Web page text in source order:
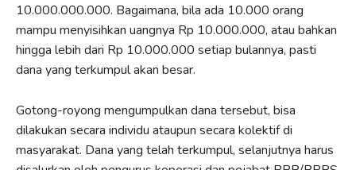
10.000.000.000. Bagaimana, bila ada 10.000 orang
mampu menyisihkan uangnya Rp 10.000.000, atau bahkan
hingga lebih dari Rp 10.000.000 setiap bulannya, pasti
dana yang terkumpul akan besar.
Gotong-royong mengumpulkan dana tersebut, bisa
dilakukan secara individu ataupun secara kolektif di
masyarakat. Dana yang telah terkumpul, selanjutnya harus